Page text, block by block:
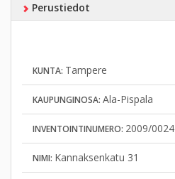
Perustiedot
KUNTA: Tampere
KAUPUNGINOSA: Ala-Pispala
INVENTOINTINUMERO: 2009/0024
NIMI: Kannaksenkatu 31